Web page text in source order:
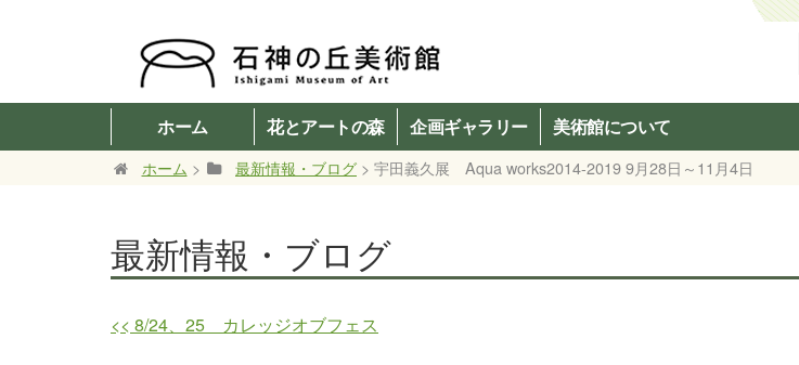
ホーム 花とアートの森 企画ギャラリー 美術館について
ホーム > 最新情報・ブログ > 宇田義久展 Aqua works2014-2019 9月28日～11月4日
最新情報・ブログ
<< 8/24、25 カレッジオブフェス